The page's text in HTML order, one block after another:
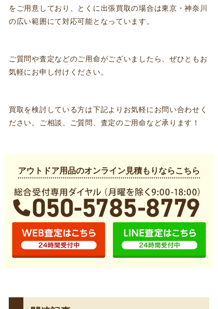
をご用意しており、とくに出張買取の場合は東京・神奈川
の広い範囲にて対応可能となっています。
ご質問や査定などのご用命がございましたら、ぜひともお
気軽にお申し付けください。
買取を検討している方は下記よりお気軽にお問い合わせく
ださい。ご相談、ご質問、査定のご用命など承ります！
アウトドア用品のオンライン見積もりならこちら